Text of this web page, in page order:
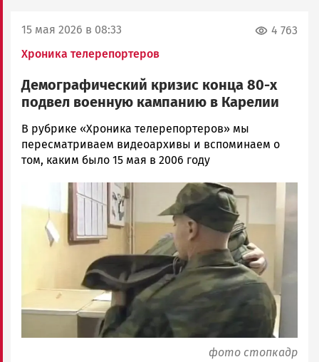
15 мая 2026 в 08:33
Хроника телерепортеров
4 763
Демографический кризис конца 80-х
подвел военную кампанию в Карелии
Корректор
Новости
Петрозаводска
|
Петрозаводск
ГОВОРИТ
В рубрике «Хроника телерепортеров» мы
пересматриваем видеоархивы и вспоминаем о
том, каким было 15 мая в 2006 году
фото стопкадр